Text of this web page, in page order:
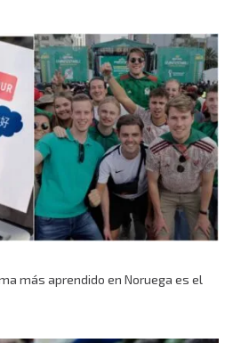
más aprendido en Noruega es el